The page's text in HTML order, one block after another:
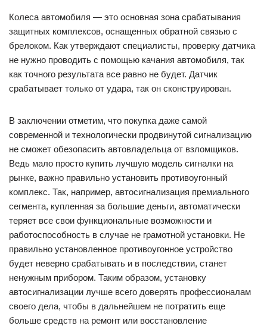
Колеса автомобиля — это основная зона срабатывания
защитных комплексов, оснащенных обратной связью с
брелоком. Как утверждают специалисты, проверку датчика
не нужно проводить с помощью качания автомобиля, так
как точного результата все равно не будет. Датчик
срабатывает только от удара, так он сконструирован.
В заключении отметим, что покупка даже самой
современной и технологически продвинутой сигнализацию
не сможет обезопасить автовладельца от взломщиков.
Ведь мало просто купить лучшую модель сигналки на
рынке, важно правильно установить противоугонный
комплекс. Так, например, автосигнализация премиального
сегмента, купленная за большие деньги, автоматически
теряет все свои функциональные возможности и
работоспособность в случае не грамотной установки. Не
правильно установленное противоугонное устройство
будет неверно срабатывать и в последствии, станет
ненужным прибором. Таким образом, установку
автосигнализации лучше всего доверять профессионалам
своего дела, чтобы в дальнейшем не потратить еще
больше средств на ремонт или восстановление